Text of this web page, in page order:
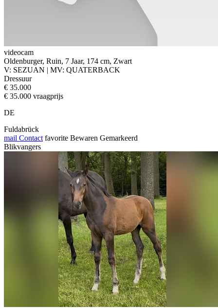
videocam
Oldenburger, Ruin, 7 Jaar, 174 cm, Zwart
V: SEZUAN | MV: QUATERBACK
Dressuur
€ 35.000
€ 35.000 vraagprijs
DE
Fuldabrück
mail Contact favorite Bewaren Gemarkeerd
Blikvangers